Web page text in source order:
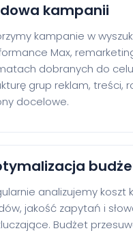
kampanii
kampanie w
Max,
dobranych do
grup reklam, treści,
docelowe.
analizujemy koszt
jakość zapytań i
Budżet